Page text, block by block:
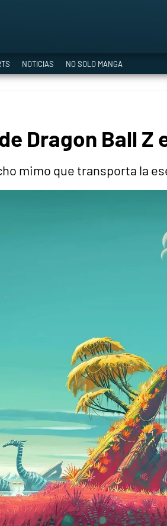
gala
cafetería oficial
tradición
NOTICIAS NO SOLO MANGA
Dragon Ball
mimo que transporta la